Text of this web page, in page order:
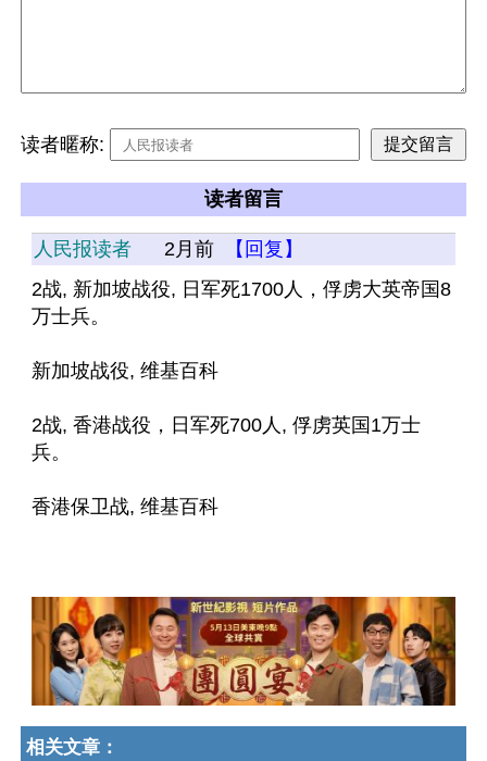
读者暱称:
读者留言
人民报读者 2月前
【回复】
2战, 新加坡战役, 日军死1700人，俘虏大英帝国8
万士兵。
新加坡战役, 维基百科
2战, 香港战役，日军死700人, 俘虏英国1万士
兵。
香港保卫战, 维基百科
相关文章：